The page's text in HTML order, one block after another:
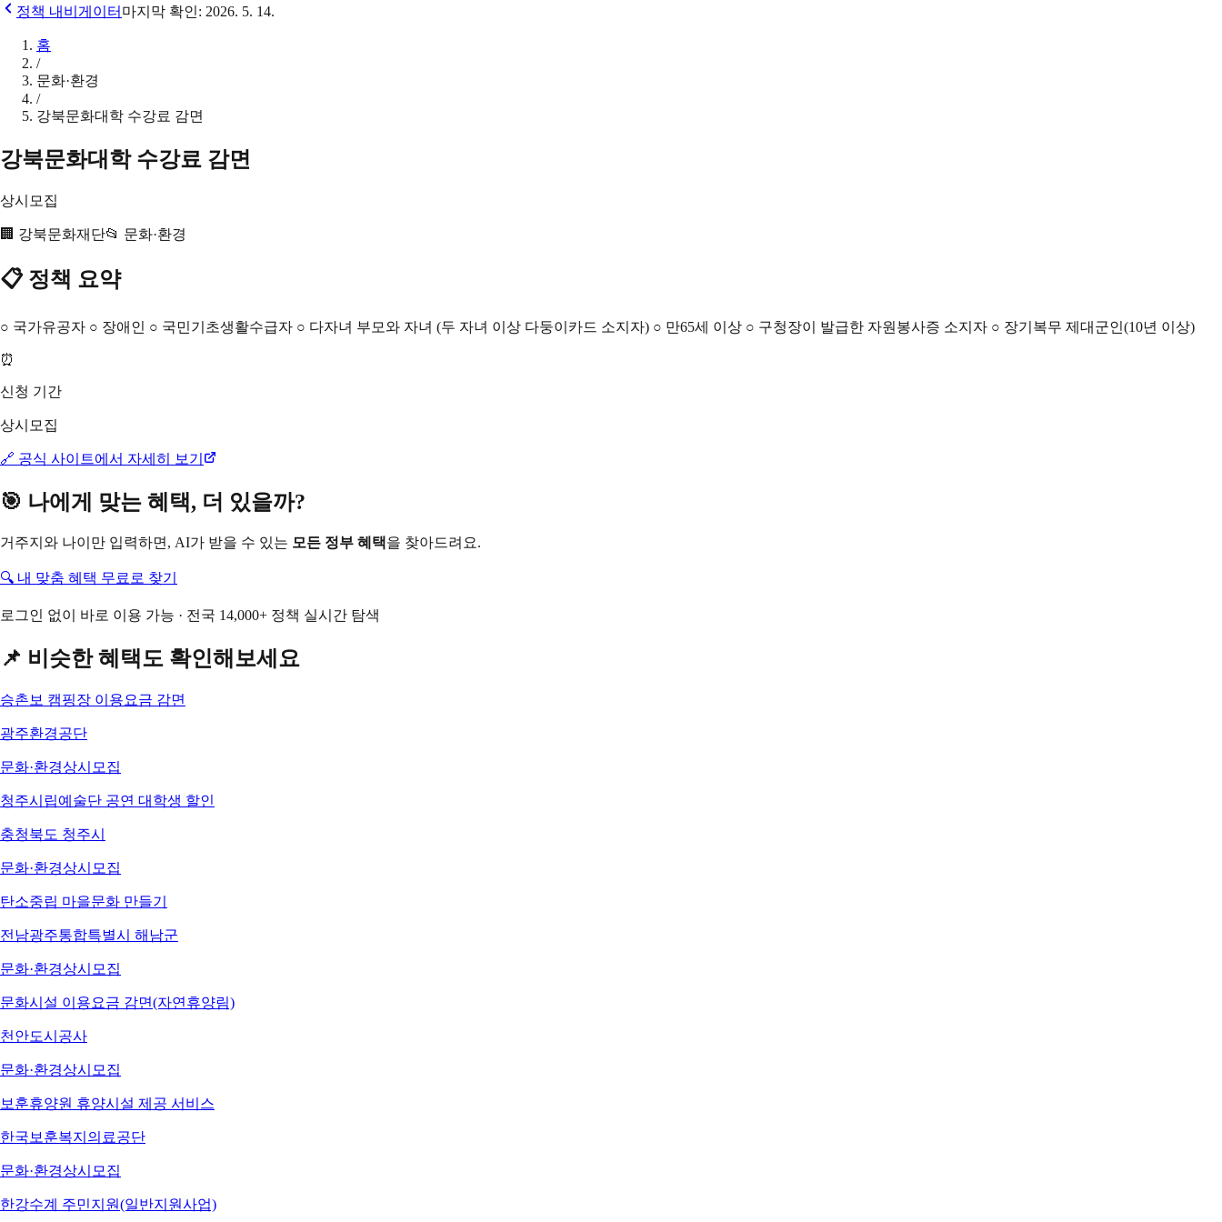
정책 내비게이터 마지막 확인: 2026. 5. 14.
홈
/
문화·환경
/
강북문화대학 수강료 감면
강북문화대학 수강료 감면
상시모집
🏢 강북문화재단📂 문화·환경
📋 정책 요약
○ 국가유공자 ○ 장애인 ○ 국민기초생활수급자 ○ 다자녀 부모와 자녀 (두 자녀 이상 다둥이카드 소지자) ○ 만65세 이상 ○ 구청장이 발급한 자원봉사증 소지자 ○ 장기복무 제대군인(10년 이상)
⏰
신청 기간
상시모집
🔗 공식 사이트에서 자세히 보기
🎯 나에게 맞는 혜택, 더 있을까?
거주지와 나이만 입력하면, AI가 받을 수 있는 모든 정부 혜택을 찾아드려요.
🔍 내 맞춤 혜택 무료로 찾기
로그인 없이 바로 이용 가능 · 전국 14,000+ 정책 실시간 탐색
📌 비슷한 혜택도 확인해보세요
승촌보 캠핑장 이용요금 감면
광주환경공단
문화·환경상시모집
청주시립예술단 공연 대학생 할인
충청북도 청주시
문화·환경상시모집
탄소중립 마을문화 만들기
전남광주통합특별시 해남군
문화·환경상시모집
문화시설 이용요금 감면(자연휴양림)
천안도시공사
문화·환경상시모집
보훈휴양원 휴양시설 제공 서비스
한국보훈복지의료공단
문화·환경상시모집
한강수계 주민지원(일반지원사업)